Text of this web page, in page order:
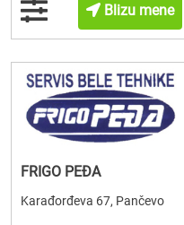
Blizu mene
FRIGO PEĐA
Karađorđeva 67, Pančevo